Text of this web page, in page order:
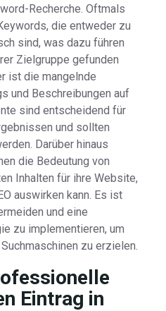
Recherche. Oftmals
die entweder zu
sind, was dazu führen
Zielgruppe gefunden
ist die mangelnde
und Beschreibungen auf
sind entscheidend für
und sollten
Darüber hinaus
die Bedeutung von
Inhalten für ihre Website,
auswirken kann. Es ist
und eine
zu implementieren, um
zu erzielen.
Eintrag in